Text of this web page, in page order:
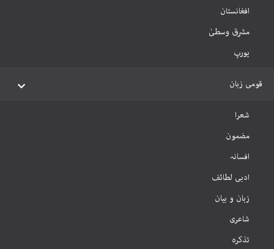
افغانستان
مشرق وسطیٰ
یورپ
قومی زبان
شعرا
مضمون
افسانہ
ادبی لطائف
زبان و بیان
شاعری
تذکرہ